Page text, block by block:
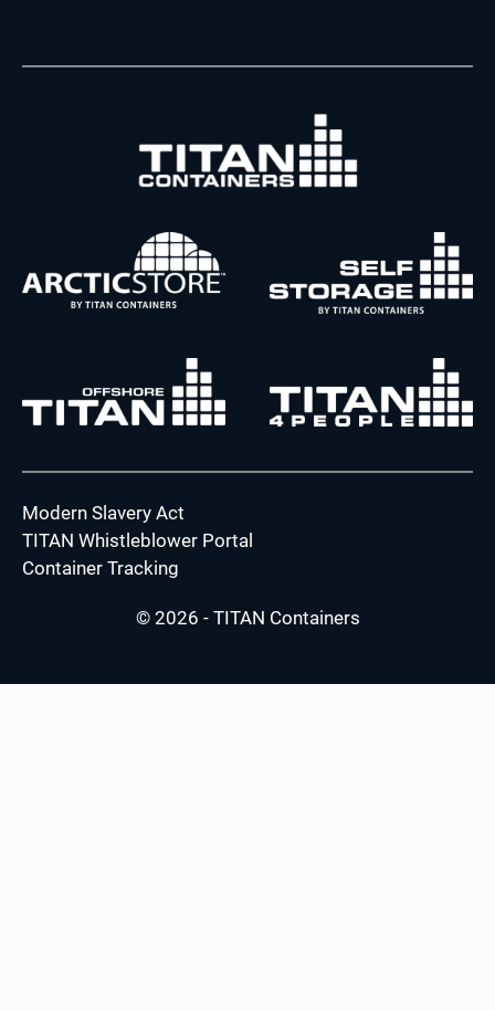
Modern Slavery Act
TITAN Whistleblower Portal
Container Tracking
© 2026 - TITAN Containers